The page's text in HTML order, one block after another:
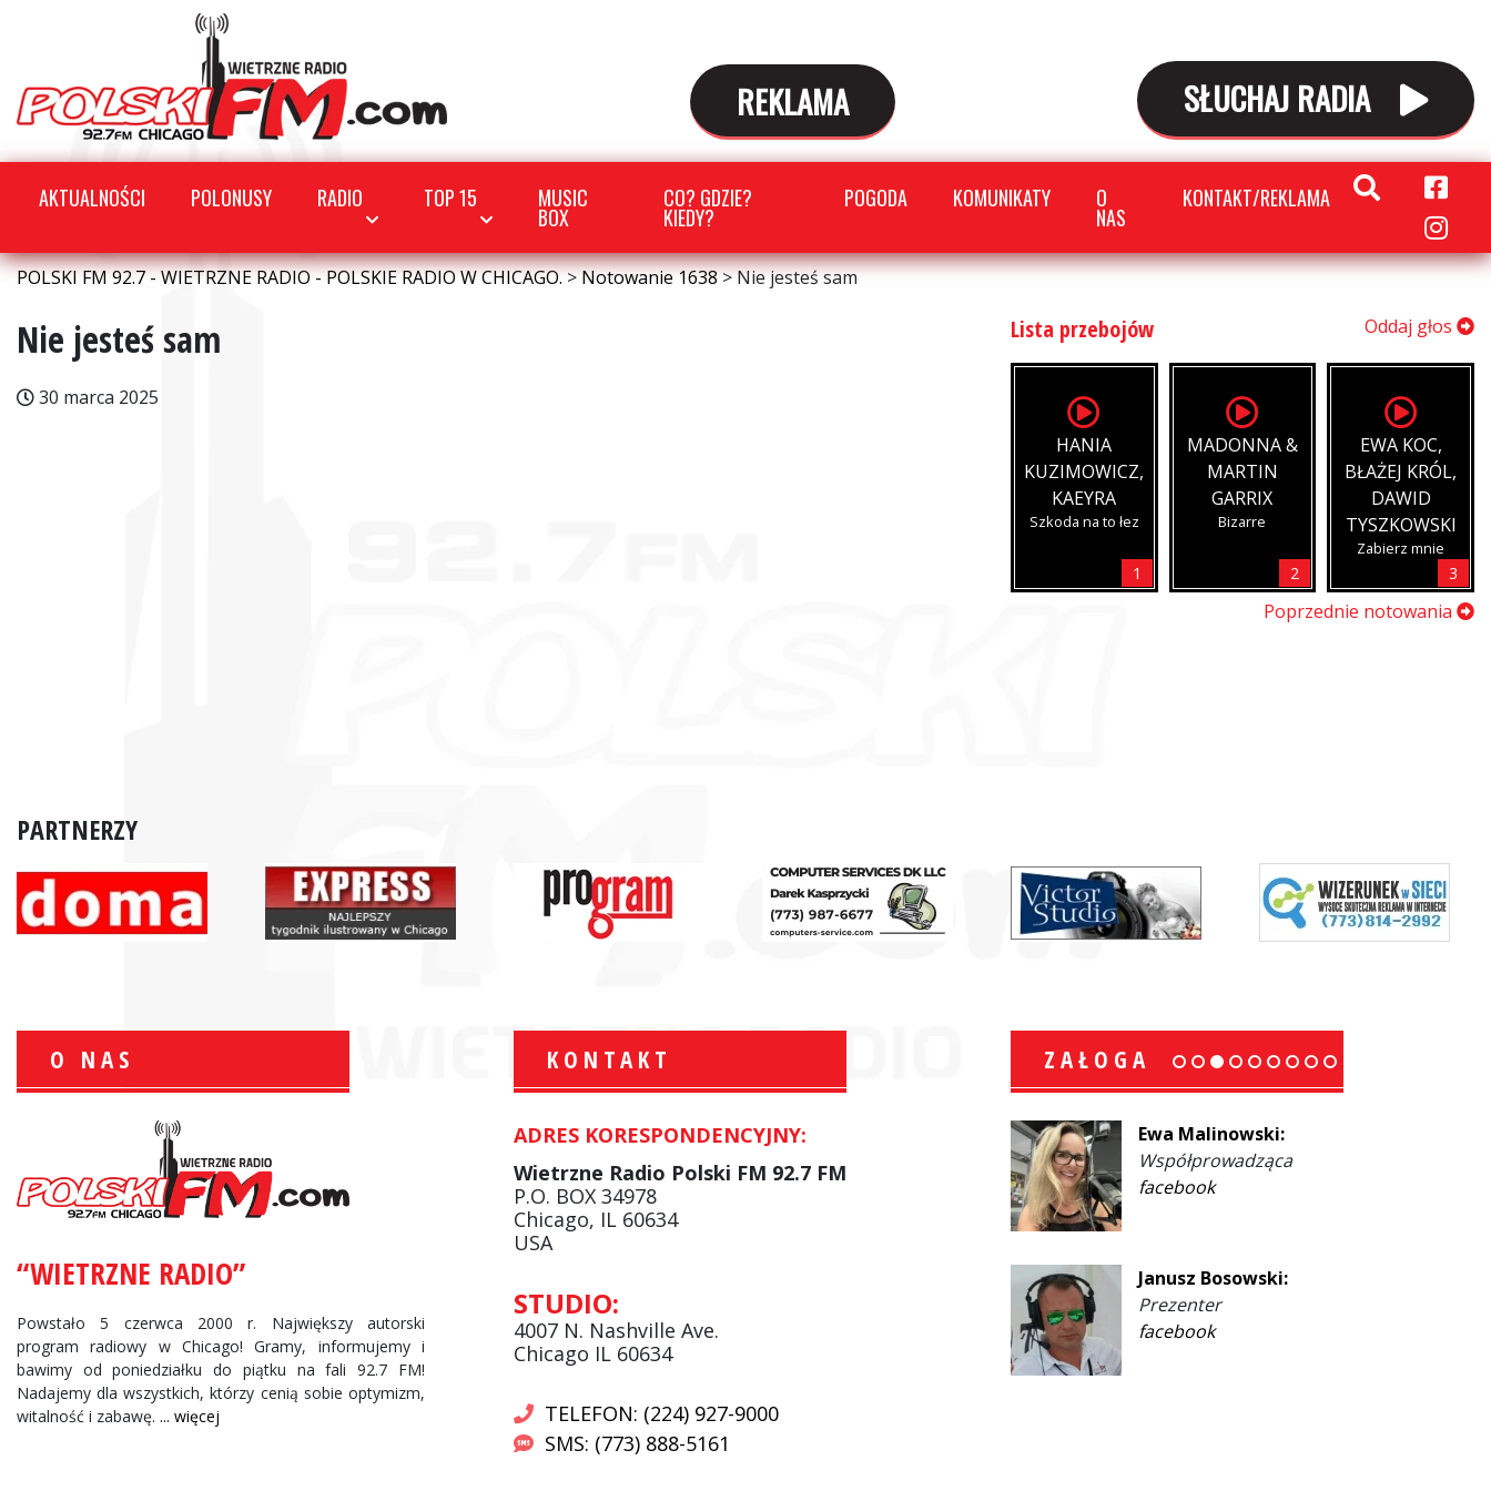
REKLAMA SŁUCHAJ RADIA
AKTUALNOŚCI POLONUSY RADIO TOP 15 MUSIC
BOX
CO? GDZIE?
KIEDY?
POGODA KOMUNIKATY O
NAS
KONTAKT/REKLAMA
POLSKI FM 92.7 - WIETRZNE RADIO - POLSKIE RADIO W CHICAGO.>Notowanie 1638>Nie jesteś sam
Nie jesteś sam
30 marca 2025
Lista przebojów Oddaj głos
HANIA
KUZIMOWICZ,
KAEYRA
Szkoda na to łez
1
MADONNA &
MARTIN
GARRIX
Bizarre
2
EWA KOC,
BŁAŻEJ KRÓL,
DAWID
TYSZKOWSKI
Zabierz mnie
3
Poprzednie notowania
PARTNERZY
O NAS
“WIETRZNE RADIO”
Powstało 5 czerwca 2000 r. Największy autorski
program radiowy w Chicago! Gramy, informujemy i
bawimy od poniedziałku do piątku na fali 92.7 FM!
Nadajemy dla wszystkich, którzy cenią sobie optymizm,
witalność i zabawę. ... więcej
KONTAKT
ADRES KORESPONDENCYJNY:
Wietrzne Radio Polski FM 92.7 FM
P.O. BOX 34978
Chicago, IL 60634
USA
STUDIO:
4007 N. Nashville Ave.
Chicago IL 60634
TELEFON: (224) 927-9000
SMS: (773) 888-5161
ZAŁOGA
Komentator
facebook
Andrzej Wąsewicz:
Marcin Jabłkowski:
Serwisy Informacyjne
facebook
Ewa Malinowski:
Współprowadząca
facebook
Janusz Bosowski:
Prezenter
facebook